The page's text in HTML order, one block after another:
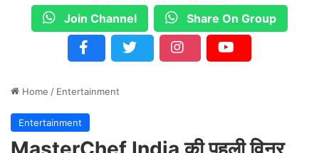
Join Channel Share On Group
Home / Entertainment
Entertainment